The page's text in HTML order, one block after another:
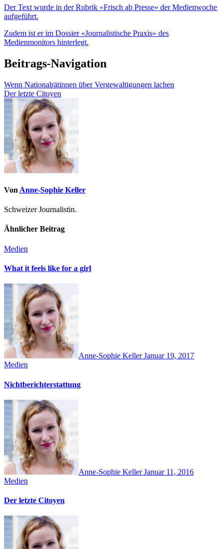
Der Text wurde in der Rubrik «Frisch ab Presse» der Medienwoche
aufgeführt.
Zudem ist er im Dossier «Journalistische Praxis» des
Medienmonitors hinterlegt.
Beitrags-Navigation
Wenn Nationalrätinnen über Vergewaltigungen lachen
Der letzte Citoyen
Von Anne-Sophie Keller
Schweizer Journalistin.
Ähnlicher Beitrag
Medien
What it feels like for a girl
Anne-Sophie KellerJanuar 19, 2017
Medien
Nichtberichterstattung
Anne-Sophie KellerJanuar 11, 2016
Medien
Der letzte Citoyen